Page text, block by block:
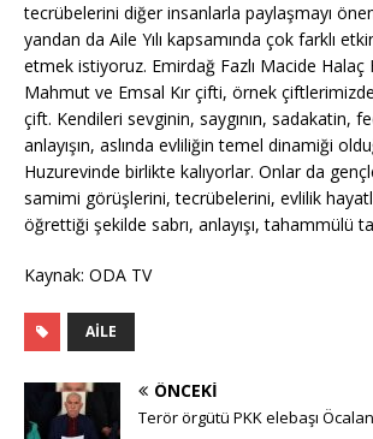
tecrübelerini diğer insanlarla paylaşmayı
yandan da Aile Yılı kapsamında çok farklı
etmek istiyoruz. Emirdağ Fazlı Macide Halaç
Mahmut ve Emsal Kır çifti, örnek
çift. Kendileri sevginin, saygının, sadakatin,
anlayışın, aslında evliliğin temel dinamiği
Huzurevinde birlikte kalıyorlar. Onlar da
samimi görüşlerini, tecrübelerini, evlilik
öğrettiği şekilde sabrı, anlayışı, tahammülü
Kaynak: ODA TV
AILE
ÖNCEKI
Terör örgütü PKK elebaşı